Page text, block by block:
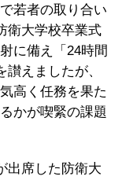
若者の取り合い
衛大学校卒業式
に備え「24時間
えましたが、
高く任務を果た
かが喫緊の課題
出席した防衛大